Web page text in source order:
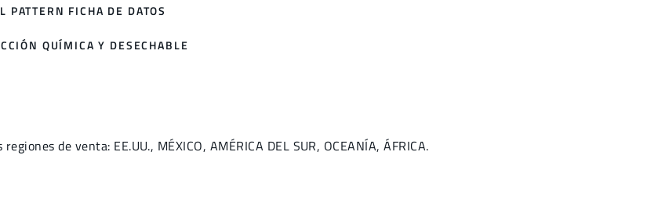
PATTERN FICHA DE DATOS
QUÍMICA Y DESECHABLE
de venta: EE.UU., MÉXICO, AMÉRICA DEL SUR, OCEANÍA, ÁFRICA.